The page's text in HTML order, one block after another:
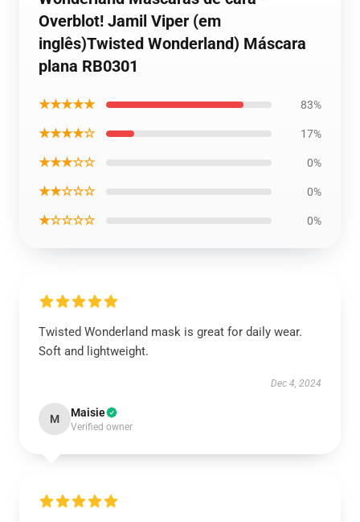
Overblot! Jamil Viper (em
inglês)Twisted Wonderland) Máscara
plana RB0301
★★★★★ 83%
★★★★☆ 17%
★★★☆☆ 0%
★★☆☆☆ 0%
★☆☆☆☆ 0%
Twisted Wonderland mask is great for daily wear.
Soft and lightweight.
Dec 4, 2024
M Maisie
Verified owner